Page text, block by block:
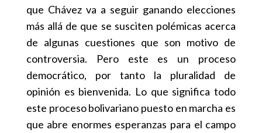
que Chávez va a seguir ganando elecciones
más allá de que se susciten polémicas acerca
de algunas cuestiones que son motivo de
controversia. Pero este es un proceso
democrático, por tanto la pluralidad de
opinión es bienvenida. Lo que significa todo
este proceso bolivariano puesto en marcha es
que abre enormes esperanzas para el campo